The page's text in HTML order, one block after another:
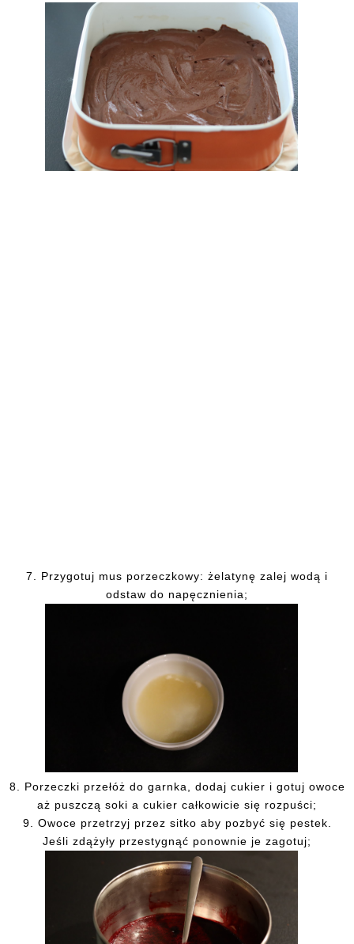
7. Przygotuj mus porzeczkowy: żelatynę zalej wodą i
odstaw do napęcznienia;
8. Porzeczki przełóż do garnka, dodaj cukier i gotuj owoce
aż puszczą soki a cukier całkowicie się rozpuści;
9. Owoce przetrzyj przez sitko aby pozbyć się pestek.
Jeśli zdążyły przestygnąć ponownie je zagotuj;